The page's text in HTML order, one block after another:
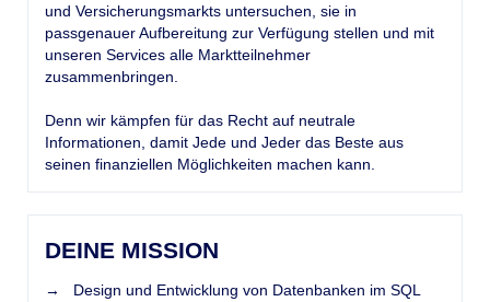
und Versicherungsmarkts untersuchen, sie in
passgenauer Aufbereitung zur Verfügung stellen und mit
unseren Services alle Marktteilnehmer
zusammenbringen.
Denn wir kämpfen für das Recht auf neutrale
Informationen, damit Jede und Jeder das Beste aus
seinen finanziellen Möglichkeiten machen kann.
DEINE MISSION
→ Design und Entwicklung von Datenbanken im SQL